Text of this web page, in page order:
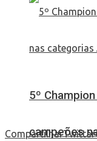
5º
campeões
CompartilharTwittar